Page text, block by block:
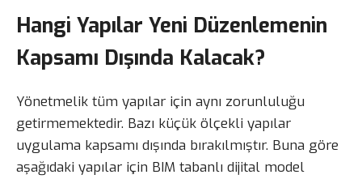
Hangi Yapılar Yeni Düzenlemenin
Kapsamı Dışında Kalacak?
Yönetmelik tüm yapılar için aynı zorunluluğu
getirmemektedir. Bazı küçük ölçekli yapılar
uygulama kapsamı dışında bırakılmıştır. Buna göre
aşağıdaki yapılar için BIM tabanlı dijital model